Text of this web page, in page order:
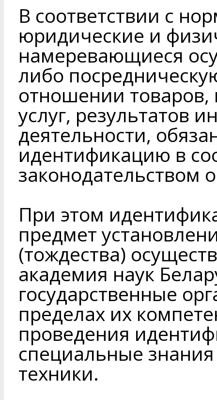
В соответствии с
юридические и
намеревающиеся
либо
отношении
услуг, результатов
деятельности,
идентификацию в
законодательством
При этом
предмет
(тождества)
академия наук
государственные
пределах их
проведения
специальные
техники.